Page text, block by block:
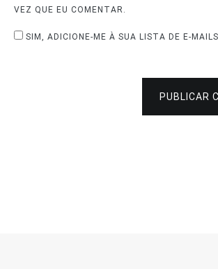
VEZ QUE EU COMENTAR.
SIM, ADICIONE-ME À SUA LISTA DE E-
PUBLICAR